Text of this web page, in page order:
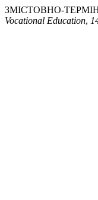
ЗМІСТОВНО-
Vocational Education,